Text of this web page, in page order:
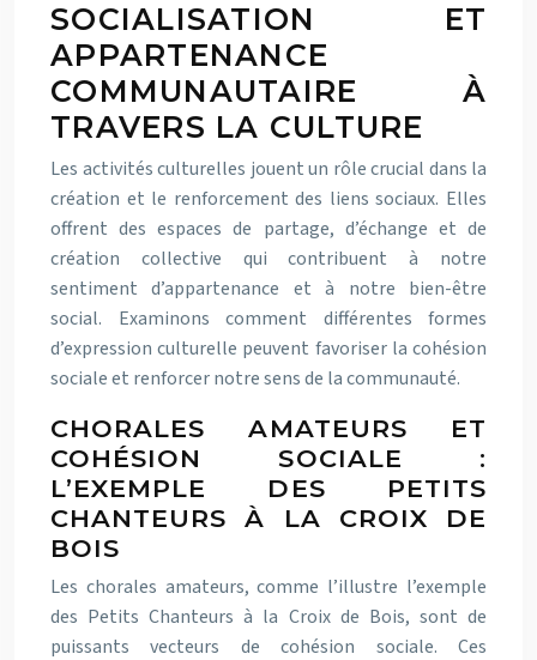
SOCIALISATION ET
APPARTENANCE
COMMUNAUTAIRE À
TRAVERS LA CULTURE
Les activités culturelles jouent un rôle crucial dans la
création et le renforcement des liens sociaux. Elles
offrent des espaces de partage, d’échange et de
création collective qui contribuent à notre
sentiment d’appartenance et à notre bien-être
social. Examinons comment différentes formes
d’expression culturelle peuvent favoriser la cohésion
sociale et renforcer notre sens de la communauté.
CHORALES AMATEURS ET
COHÉSION SOCIALE :
L’EXEMPLE DES PETITS
CHANTEURS À LA CROIX DE
BOIS
Les chorales amateurs, comme l’illustre l’exemple
des Petits Chanteurs à la Croix de Bois, sont de
puissants vecteurs de cohésion sociale. Ces